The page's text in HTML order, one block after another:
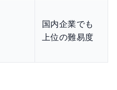
国内企業でも
上位の難易度